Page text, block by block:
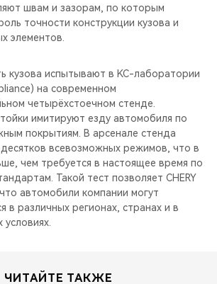
швам и зазорам, по которым
точности конструкции кузова и
элементов.
кузова испытывают в KC-лаборатории
на современном
четырёхстоечном стенде.
имитируют езду автомобиля по
покрытиям. В арсенале стенда
всевозможных режимов, что в
чем требуется в настоящее время по
Такой тест позволяет CHERY
автомобили компании могут
в различных регионах, странах и в
ЧИТАЙТЕ ТАКЖЕ